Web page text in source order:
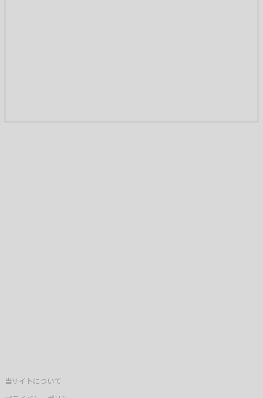
当サイトについて